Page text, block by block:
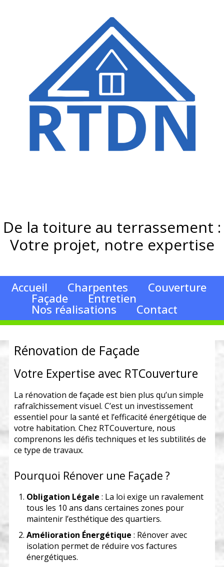
De la toiture au terrassement :
Votre projet, notre expertise
Accueil Charpentes Couverture
Façade Entretien
Nos réalisations Contact
Rénovation de Façade
Votre Expertise avec RTCouverture
La rénovation de façade est bien plus qu’un simple
rafraîchissement visuel. C’est un investissement
essentiel pour la santé et l’efficacité énergétique de
votre habitation. Chez RTCouverture, nous
comprenons les défis techniques et les subtilités de
ce type de travaux.
Pourquoi Rénover une Façade ?
Obligation Légale : La loi exige un ravalement
tous les 10 ans dans certaines zones pour
maintenir l’esthétique des quartiers.
Amélioration Énergétique : Rénover avec
isolation permet de réduire vos factures
énergétiques.